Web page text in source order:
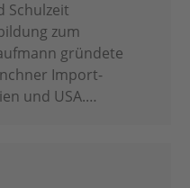
Schulzeit
zum
gründete
Import-
und USA.…